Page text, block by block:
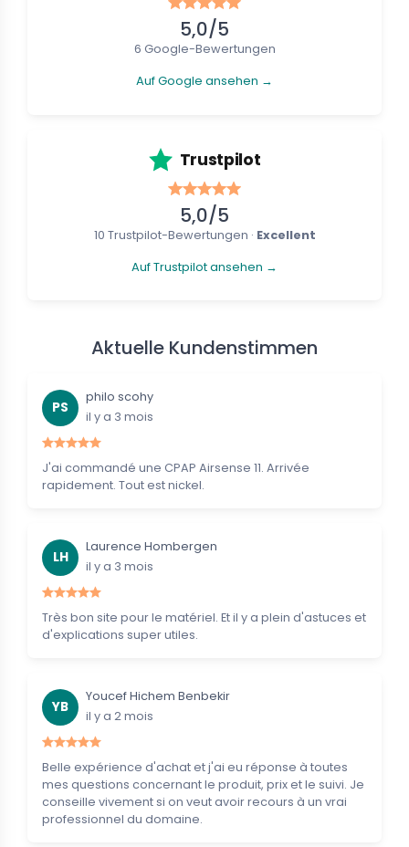
5,0/5
6 Google-Bewertungen
Auf Google ansehen →
Trustpilot
5,0/5
10 Trustpilot-Bewertungen · Excellent
Auf Trustpilot ansehen →
Aktuelle Kundenstimmen
PS
philo scohy
il y a 3 mois
J'ai commandé une CPAP Airsense 11. Arrivée
rapidement. Tout est nickel.
LH
Laurence Hombergen
il y a 3 mois
Très bon site pour le matériel. Et il y a plein d'astuces et
d'explications super utiles.
YB
Youcef Hichem Benbekir
il y a 2 mois
Belle expérience d'achat et j'ai eu réponse à toutes
mes questions concernant le produit, prix et le suivi. Je
conseille vivement si on veut avoir recours à un vrai
professionnel du domaine.